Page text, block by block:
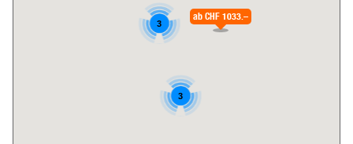
3
3
ab CHF 1033.–